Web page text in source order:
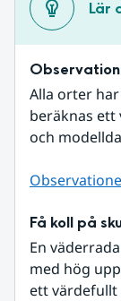
Lär
Alla orter
beräknas
och
Få koll på
En
med hög
ett värdefullt